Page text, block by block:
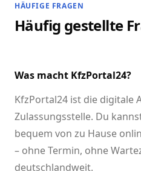
HÄUFIGE FRAGEN
Häufig gestellte
Was macht KfzPortal24?
KfzPortal24 ist die digitale
Zulassungsstelle. Du
bequem von zu Hause
– ohne Termin, ohne
deutschlandweit.